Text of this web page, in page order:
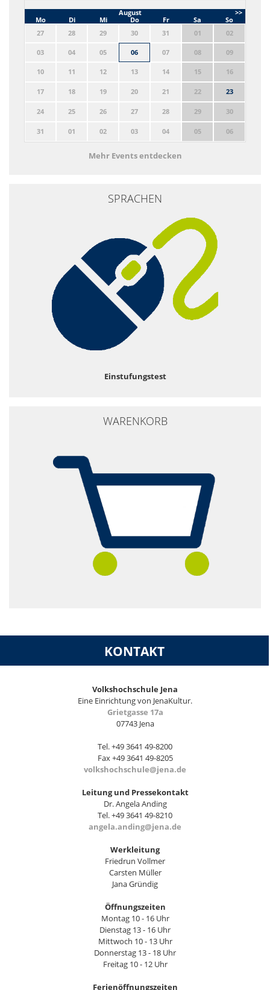
>>
August
Mo
Di Mi Do Fr Sa
So
27
28 29 30 31 01 02
03 04 05 06 07 08 09
10 11 12 13 14 15 16
17 18 19 20 21 22 23
24 25 26 27 28 29 30
31 01 02 03 04 05 06
Mehr Events entdecken
SPRACHEN
Einstufungstest
WARENKORB
KONTAKT
Volkshochschule Jena
Eine Einrichtung von JenaKultur.
Grietgasse 17a
07743 Jena
Tel. +49 3641 49-8200
Fax +49 3641 49-8205
volkshochschule@jena.de
Leitung und Pressekontakt
Dr. Angela Anding
Tel. +49 3641 49-8210
angela.anding@jena.de
Werkleitung
Friedrun Vollmer
Carsten Müller
Jana Gründig
Öffnungszeiten
Montag 10 - 16 Uhr
Dienstag 13 - 16 Uhr
Mittwoch 10 - 13 Uhr
Donnerstag 13 - 18 Uhr
Freitag 10 - 12 Uhr
Ferienöffnungszeiten